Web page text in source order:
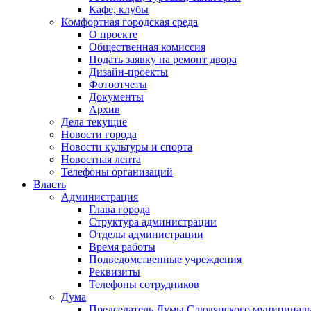
Кафе, клубы
Комфортная городская среда
О проекте
Общественная комиссия
Подать заявку на ремонт двора
Дизайн-проекты
Фотоотчеты
Документы
Архив
Дела текущие
Новости города
Новости культуры и спорта
Новостная лента
Телефоны организаций
Власть
Администрация
Глава города
Структура администрации
Отделы администрации
Время работы
Подведомственные учреждения
Реквизиты
Телефоны сотрудников
Дума